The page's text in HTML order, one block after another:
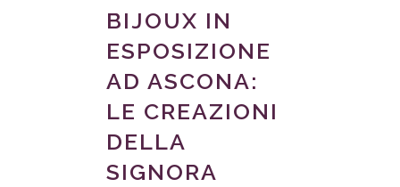
BIJOUX IN
ESPOSIZIONE
AD ASCONA:
LE CREAZIONI
DELLA
SIGNORA